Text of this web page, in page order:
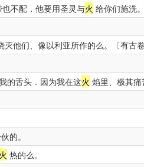
不配．他要用圣灵与火 给你们施洗
灭他们、像以利亚所作的么。〔有古
的舌头．因为我在这火 焰里、极其痛
的。
火 热的么。